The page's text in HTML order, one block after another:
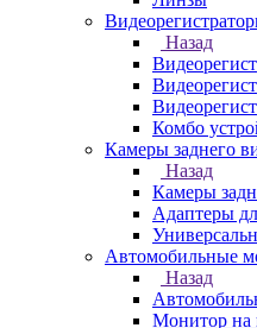
Назад
Комбо
Камеры заднего
Назад
Камеры
Адаптеры
Автомобильные
Назад
Монитор на